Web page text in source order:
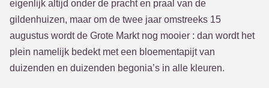
eigenlijk altijd onder de pracht en praal van de
gildenhuizen, maar om de twee jaar omstreeks 15
augustus wordt de Grote Markt nog mooier : dan wordt het
plein namelijk bedekt met een bloementapijt van
duizenden en duizenden begonia’s in alle kleuren.